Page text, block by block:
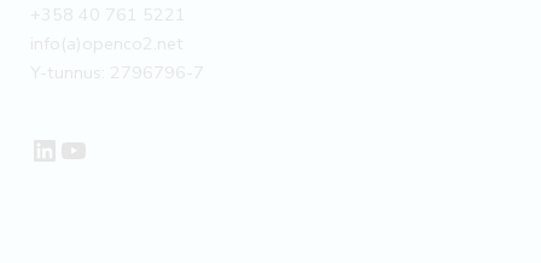
+358 40 761 5221
info(a)openco2.net
Y-tunnus: 2796796-7
LinkedIn
YouTube